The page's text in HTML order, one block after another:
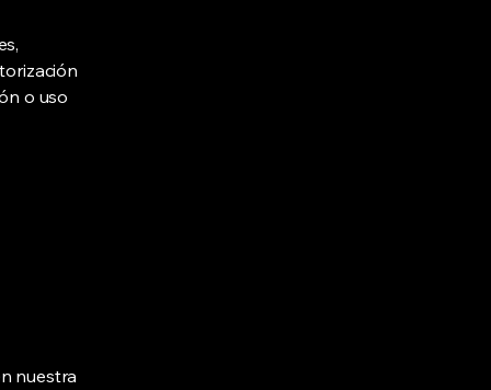
o uso
nuestra